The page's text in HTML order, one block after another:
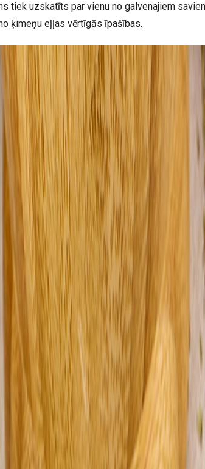
tiek uzskatīts par vienu no galvenajiem
ķimeņu eļļas vērtīgās īpašības.